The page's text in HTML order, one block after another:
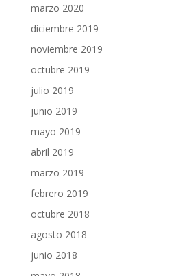
marzo 2020
diciembre 2019
noviembre 2019
octubre 2019
julio 2019
junio 2019
mayo 2019
abril 2019
marzo 2019
febrero 2019
octubre 2018
agosto 2018
junio 2018